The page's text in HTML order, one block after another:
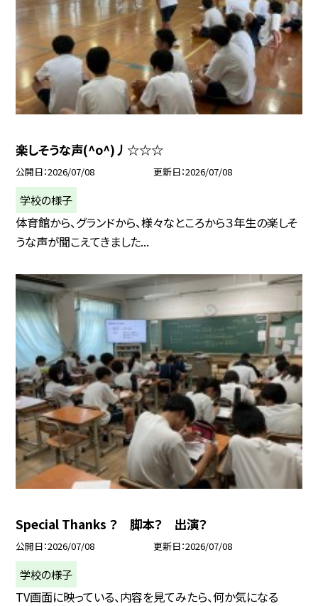
楽しそうな声(^o^)丿☆☆☆
公開日 2026/07/08 更新日 2026/07/08
学校の様子
体育館から、グランドから、様々なところから３年生の楽しそ
うな声が聞こえてきました...
Special Thanks ？ 脚本？ 出演？
公開日 2026/07/08 更新日 2026/07/08
学校の様子
TV画面に映っている、内容を見てみたら、何か気になる